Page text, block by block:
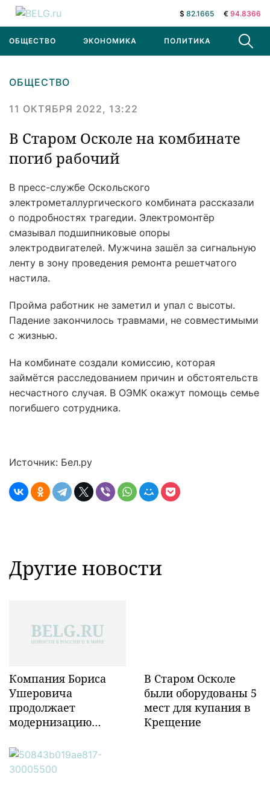
$ 82.1665 € 94.8366
ОБЩЕСТВО ЭКОНОМИКА ПОЛИТИКА В МИРЕ
ОБЩЕСТВО
11 ОКТЯБРЯ 2022, 13:22
В Старом Осколе на комбинате
погиб рабочий
В пресс-службе Оскольского
электрометаллургического комбината рассказали
о подробностях трагедии. Электромонтёр
смазывал подшипниковые опоры
электродвигателей. Мужчина зашёл за сигнальную
ленту в зону проведения ремонта решетчатого
настила.
Пройма работник не заметил и упал с высоты.
Падение закончилось травмами, не совместимыми
с жизнью.
На комбинате создали комиссию, которая
займётся расследованием причин и обстоятельств
несчастного случая. В ОЭМК окажут помощь семье
погибшего сотрудника.
Источник: Бел.ру
Другие новости
Компания Бориса
Ушеровича
продолжает
модернизацию
инфраструктуры в
Забайкалье
В Старом Осколе
были оборудованы 5
мест для купания в
Крещение